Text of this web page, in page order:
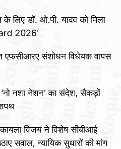
के लिए डॉ. ओ.पी. यादव को मिला
2026’
एफसीआरए संशोधन विधेयक वापस
नशा नेशन’ का संदेश, सैकड़ों
शपथ
विजय ने विशेष सीबीआई
सवाल, न्यायिक सुधारों की मांग